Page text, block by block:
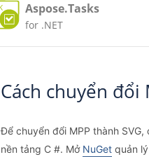
Aspose.Tasks
for .NET
Cách chuyển đổi
Để chuyển đổi MPP thành
nền tảng C #. Mở NuGet quản